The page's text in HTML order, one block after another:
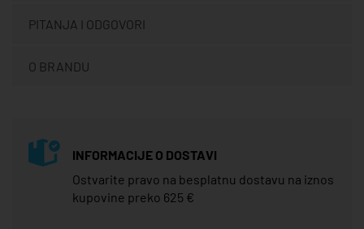
PITANJA I ODGOVORI
O BRANDU
INFORMACIJE O DOSTAVI
Ostvarite pravo na besplatnu dostavu na iznos
kupovine preko 625 €